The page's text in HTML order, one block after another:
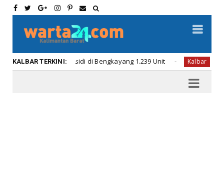
KALBAR TERKINI:
Subsidi di Bengkayang 1.239 Unit Kalbar Permintaan